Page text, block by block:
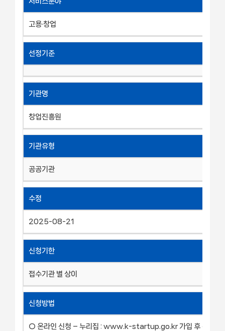
고용·창업
선정기준
기관명
창업진흥원
기관유형
공공기관
수정
2025-08-21
신청기한
접수기관 별 상이
신청방법
○ 온라인 신청 – 누리집 : www.k-startup.go.kr 가입 후 진행